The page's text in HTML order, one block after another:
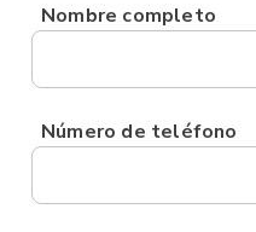
Nombre completo
Número de teléfono